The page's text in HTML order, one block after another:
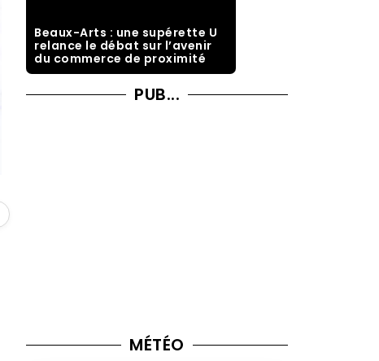
Beaux-Arts : une supérette U
relance le débat sur l’avenir
du commerce de proximité
PUB...
MÉTÉO